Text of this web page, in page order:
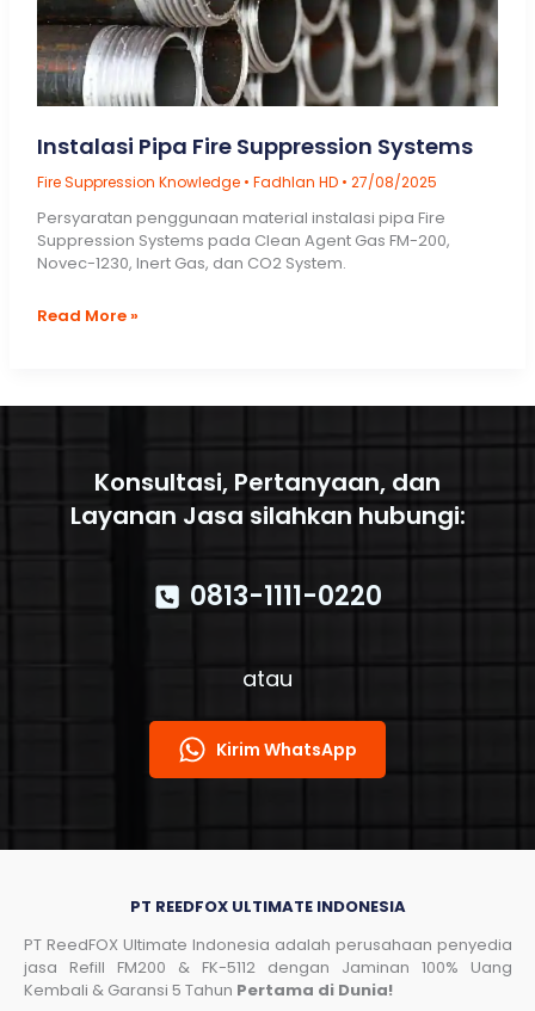
Instalasi Pipa Fire Suppression Systems
Fire Suppression Knowledge• Fadhlan HD • 27/08/2025
Persyaratan penggunaan material instalasi pipa Fire
Suppression Systems pada Clean Agent Gas FM-200,
Novec-1230, Inert Gas, dan CO2 System.
Instalasi
Systems
Read More »
Konsultasi, Pertanyaan, dan
Layanan Jasa silahkan hubungi:
0813-1111-0220
atau
Kirim WhatsApp
PT REEDFOX ULTIMATE INDONESIA
PT ReedFOX Ultimate Indonesia adalah perusahaan penyedia
jasa Refill FM200 & FK-5112 dengan Jaminan 100% Uang
Kembali & Garansi 5 Tahun Pertama di Dunia!